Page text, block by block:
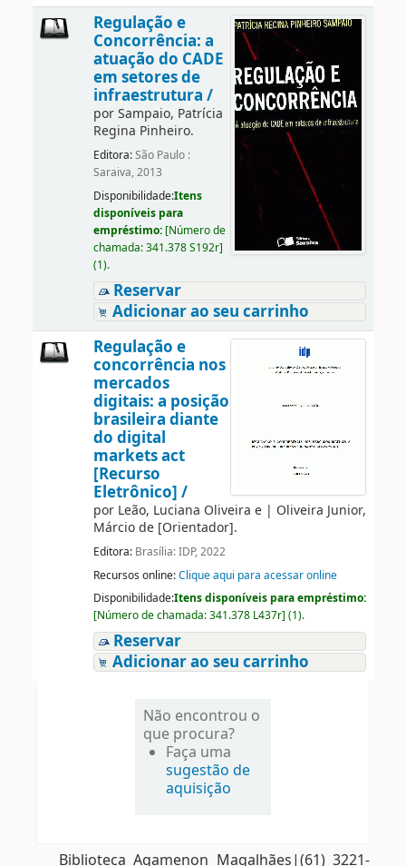
Regulação e
Concorrência: a
atuação do CADE
em setores de
infraestrutura /
porSampaio, Patrícia
Regina Pinheiro.
Editora:São Paulo :
Saraiva, 2013
Disponibilidade:Itens
disponíveis para
empréstimo: [Número de
chamada:341.378 S192r]
(1).
Reservar
Adicionar ao seu carrinho
Regulação e
concorrência nos
mercados
digitais: a posição
brasileira diante
do digital
markets act
[Recurso
Eletrônico] /
por Leão, Luciana Oliveira e| Oliveira Junior,
Márcio de[Orientador].
Editora: Brasília: IDP, 2022
Recursos online:Clique aqui para acessar online
Disponibilidade:Itens disponíveis para empréstimo:
[Número de chamada:341.378 L437r] (1).
Reservar
Adicionar ao seu carrinho
Não encontrou o
que procura?
Faça uma
sugestão de
aquisição
Biblioteca Agamenon Magalhães|(61) 3221-